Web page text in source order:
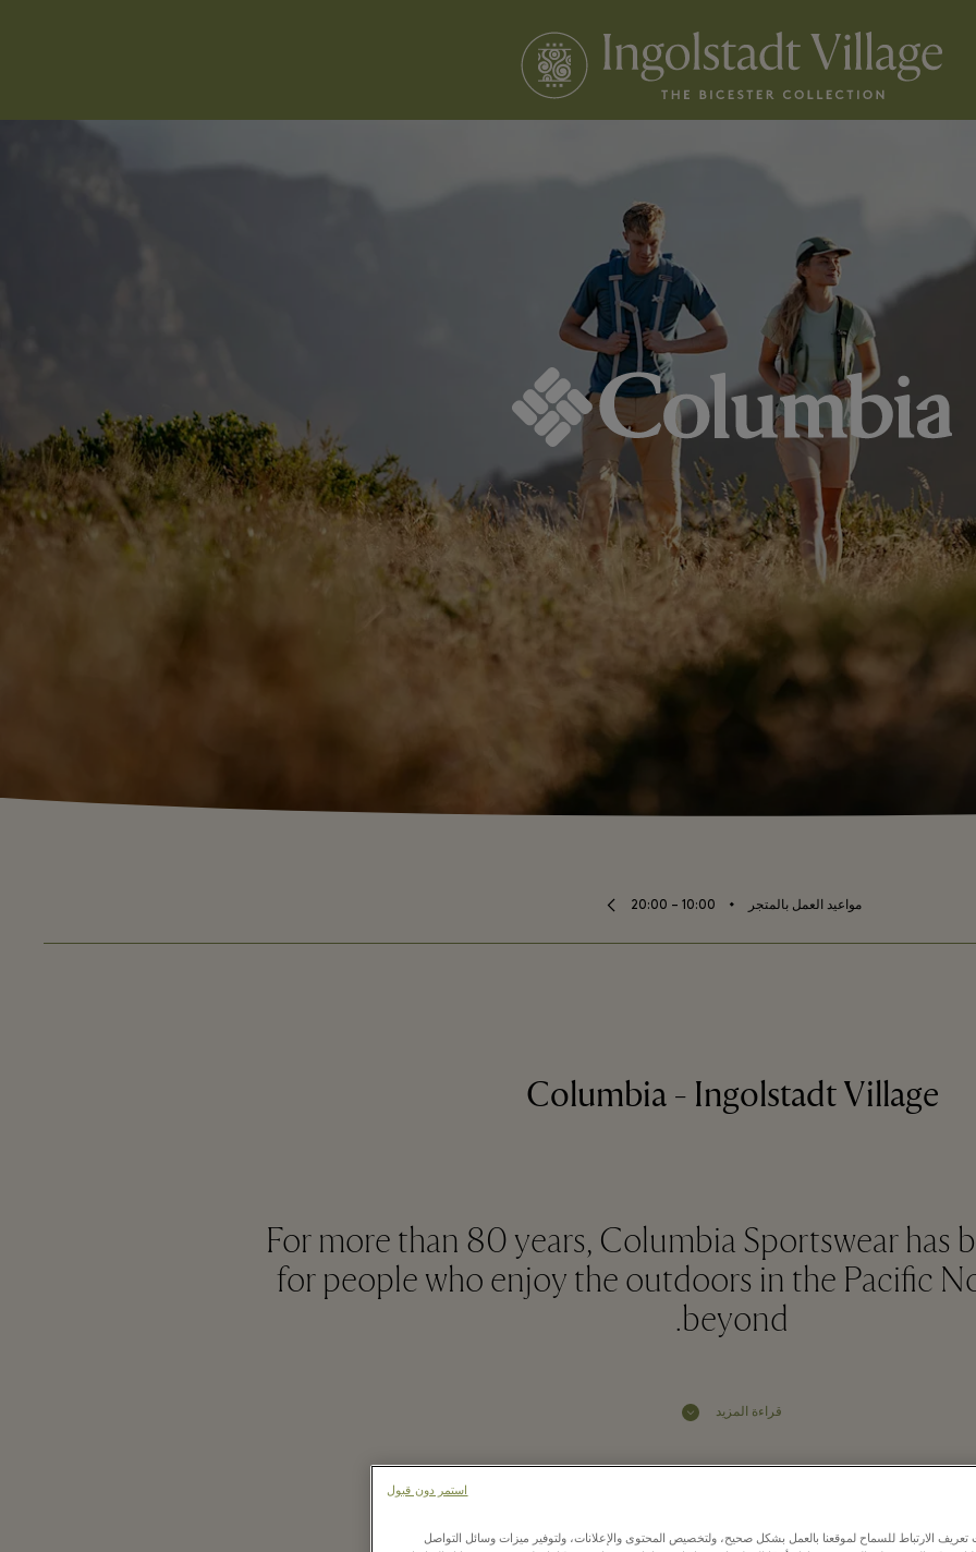
مواعيد العمل بالمتجر ⬩
10:00 – 20:00
Columbia - Ingolstadt Village
For more than 80 years, Columbia Sportswear has
for people who enjoy the outdoors in the Pacific
beyond.
قراءة المزيد
الارتباط للسماح لموقعنا بالعمل بشكل صحيح، ولتخصيص المحتوى والإعلانات، ولتوفير ميزات وسائل التواصل
استمر دون قبول